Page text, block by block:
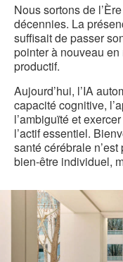
Nous sortons de
décennies. La
suffisait de passer
pointer à nouveau
productif.
Aujourd’hui, l’IA
capacité cognitive,
l’ambiguïté et
l’actif essentiel.
santé cérébrale
bien-être individuel,